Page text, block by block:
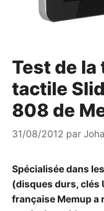
Test de
tactile
808 de
31/08/2012 par
Spécialisée dans
(disques durs, clés
française Memup a